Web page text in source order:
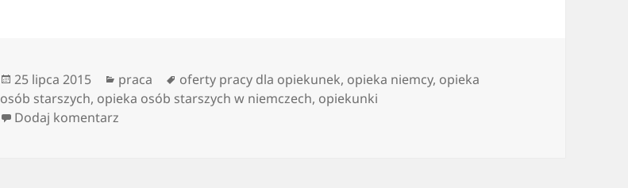
Data
publikacji
25 lipca 2015 Kategorie
praca Tagi
oferty pracy dla opiekunek, opieka niemcy, opieka
osób starszych, opieka osób starszych w niemczech, opiekunki
Dodaj komentarz